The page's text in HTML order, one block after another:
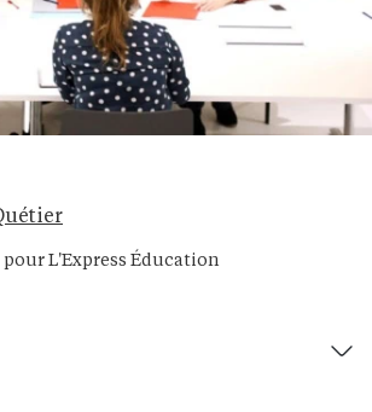
L'Express Éducation